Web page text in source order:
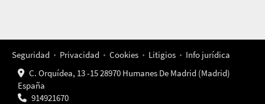
Seguridad Privacidad Cookies Litigios
Info jurídica
C. Orquídea, 13 -15 28970 Humanes De Madrid (Madrid)
España
914921670